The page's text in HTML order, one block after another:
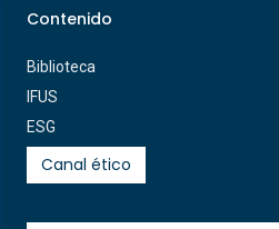
Contenido
Biblioteca
IFUS
ESG
Canal ético